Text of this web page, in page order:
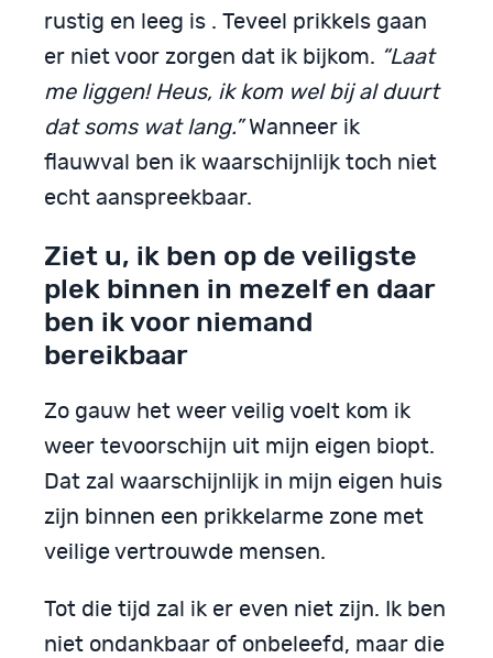
rustig en leeg is . Teveel prikkels gaan
er niet voor zorgen dat ik bijkom. “Laat
me liggen! Heus, ik kom wel bij al duurt
dat soms wat lang.”Wanneer ik
flauwval ben ik waarschijnlijk toch niet
echt aanspreekbaar.
Ziet u, ik ben op de veiligste
plek binnen in mezelf en daar
ben ik voor niemand
bereikbaar
Zo gauw het weer veilig voelt kom ik
weer tevoorschijn uit mijn eigen biopt.
Dat zal waarschijnlijk in mijn eigen huis
zijn binnen een prikkelarme zone met
veilige vertrouwde mensen.
Tot die tijd zal ik er even niet zijn. Ik ben
niet ondankbaar of onbeleefd, maar die